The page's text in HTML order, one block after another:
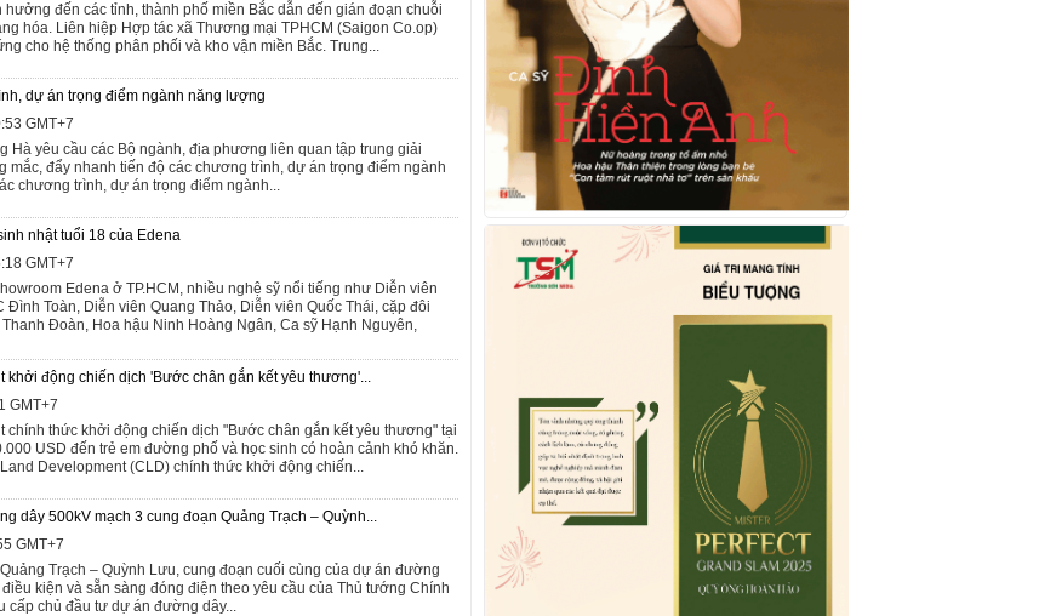
đến các tỉnh, thành phố miền Bắc dẫn đến gián đoạn chuỗi
hóa. Liên hiệp Hợp tác xã Thương mại TPHCM (Saigon Co.op)
cho hệ thống phân phối và kho vận miền Bắc. Trung...
dự án trọng điểm ngành năng lượng
GMT+7
Hà yêu cầu các Bộ ngành, địa phương liên quan tập trung giải
mắc, đẩy nhanh tiến độ các chương trình, dự án trọng điểm ngành
chương trình, dự án trọng điểm ngành...
nhật tuổi 18 của Edena
GMT+7
Edena ở TP.HCM, nhiều nghệ sỹ nổi tiếng như Diễn viên
Đình Toàn, Diễn viên Quang Thảo, Diễn viên Quốc Thái, cặp đôi
Đoàn, Hoa hậu Ninh Hoàng Ngân, Ca sỹ Hạnh Nguyên,
khởi động chiến dịch 'Bước chân gắn kết yêu thương'...
GMT+7
chính thức khởi động chiến dịch "Bước chân gắn kết yêu thương" tại
USD đến trẻ em đường phố và học sinh có hoàn cảnh khó khăn.
Development (CLD) chính thức khởi động chiến...
dây 500kV mạch 3 cung đoạn Quảng Trạch – Quỳnh...
GMT+7
Trạch – Quỳnh Lưu, cung đoạn cuối cùng của dự án đường
kiện và sẵn sàng đóng điện theo yêu cầu của Thủ tướng Chính
cấp chủ đầu tư dự án đường dây...